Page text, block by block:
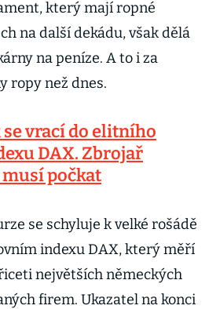
který mají ropné
na další dekádu, však dělá
na peníze. A to i za
ropy než dnes.
vrací do elitního
DAX. Zbrojař
počkat
se schyluje k velké rošádě
indexu DAX, který měří
největších německých
firem. Ukazatel na konci